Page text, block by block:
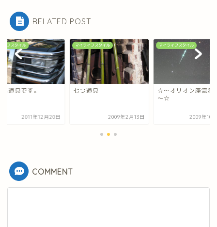
RELATED POST
イフスタイル
道具です。
2011年12月20日
マイライフスタイル
七つ道具
2009年2月13日
マイライフスタイル
☆～オリオン座流星
～☆
2009年10
COMMENT